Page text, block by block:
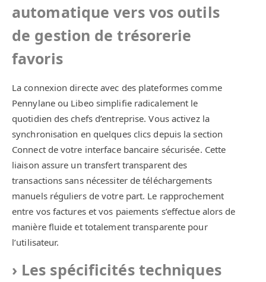
automatique vers vos outils
de gestion de trésorerie
favoris
La connexion directe avec des plateformes comme
Pennylane ou Libeo simplifie radicalement le
quotidien des chefs d’entreprise. Vous activez la
synchronisation en quelques clics depuis la section
Connect de votre interface bancaire sécurisée. Cette
liaison assure un transfert transparent des
transactions sans nécessiter de téléchargements
manuels réguliers de votre part. Le rapprochement
entre vos factures et vos paiements s’effectue alors de
manière fluide et totalement transparente pour
l’utilisateur.
Les spécificités techniques